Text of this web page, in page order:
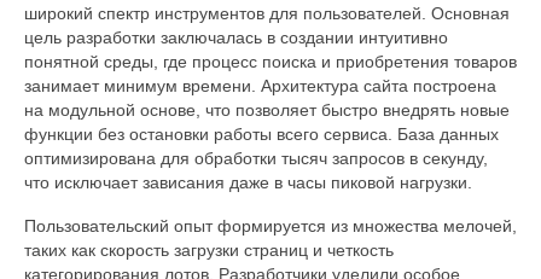
широкий спектр инструментов для пользователей. Основная
цель разработки заключалась в создании интуитивно
понятной среды, где процесс поиска и приобретения товаров
занимает минимум времени. Архитектура сайта построена
на модульной основе, что позволяет быстро внедрять новые
функции без остановки работы всего сервиса. База данных
оптимизирована для обработки тысяч запросов в секунду,
что исключает зависания даже в часы пиковой нагрузки.
Пользовательский опыт формируется из множества мелочей,
таких как скорость загрузки страниц и четкость
категорирования лотов. Разработчики уделили особое